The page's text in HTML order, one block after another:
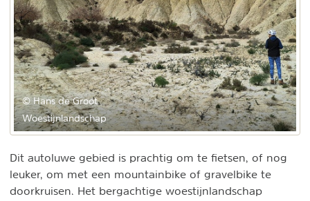
© Hans de Groot
Woestijnlandschap
Dit autoluwe gebied is prachtig om te fietsen, of nog
leuker, om met een mountainbike of gravelbike te
doorkruisen. Het bergachtige woestijnlandschap